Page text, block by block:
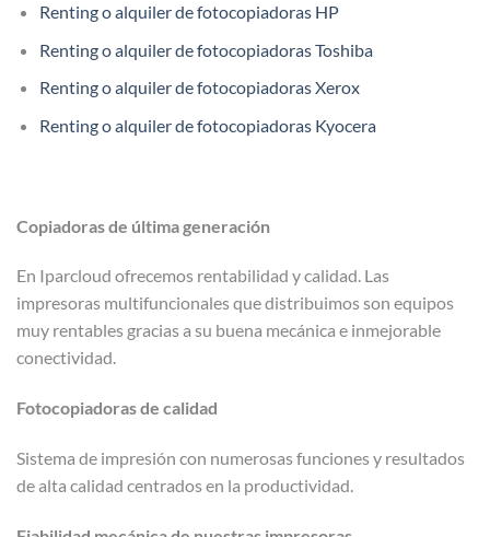
Renting o alquiler de fotocopiadoras HP
Renting o alquiler de fotocopiadoras Toshiba
Renting o alquiler de fotocopiadoras Xerox
Renting o alquiler de fotocopiadoras Kyocera
Copiadoras de última generación
En Iparcloud ofrecemos rentabilidad y calidad. Las
impresoras multifuncionales que distribuimos son equipos
muy rentables gracias a su buena mecánica e inmejorable
conectividad.
Fotocopiadoras de calidad
Sistema de impresión con numerosas funciones y resultados
de alta calidad centrados en la productividad.